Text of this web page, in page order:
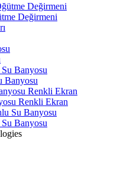
Değirmeni
Banyosu
Renkli Ekran
Banyosu